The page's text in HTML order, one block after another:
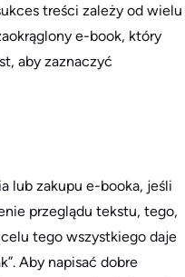
treści zależy od wielu
e-book, który
aby zaznaczyć
lub zakupu e-booka, jeśli
przeglądu tekstu, tego,
tego wszystkiego daje
Aby napisać dobre